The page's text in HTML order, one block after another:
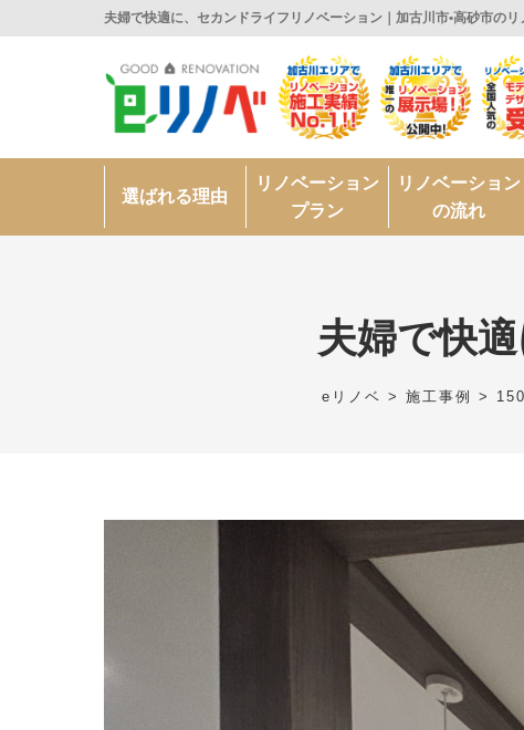
夫婦で快適に、セカンドライフリノベーション｜加古川市•高砂市の
選ばれる理由
リノベーション
プラン
リノベーション
の流れ
夫婦で快
eリノベ > 施工事例 >